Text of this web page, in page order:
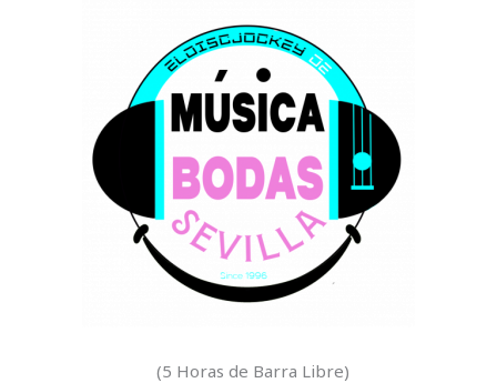
(5 Horas de Barra Libre)